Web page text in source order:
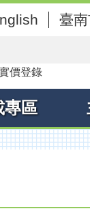
臺
價登錄
專區